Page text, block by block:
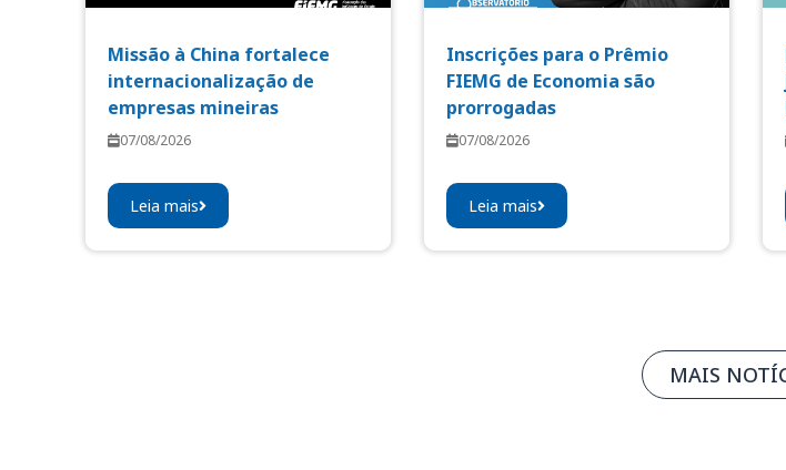
Missão à China fortalece
internacionalização de
empresas mineiras
07/08/2026
Leia mais
Inscrições para o Prêmio
FIEMG de Economia são
prorrogadas
07/08/2026
Leia mais
MAIS